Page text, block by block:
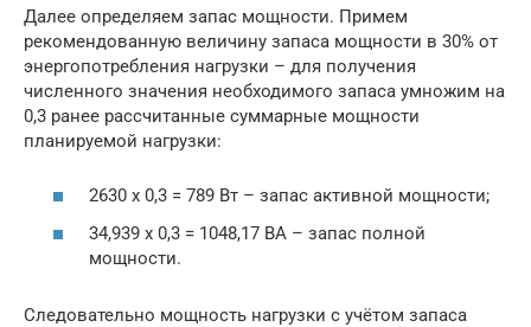
Далее определяем запас мощности. Примем
рекомендованную величину запаса мощности в 30% от
энергопотребления нагрузки – для получения
численного значения необходимого запаса умножим на
0,3 ранее рассчитанные суммарные мощности
планируемой нагрузки:
2630 х 0,3 = 789 Вт – запас активной мощности;
34,939 х 0,3 = 1048,17 ВА – запас полной
мощности.
Следовательно мощность нагрузки с учётом запаса